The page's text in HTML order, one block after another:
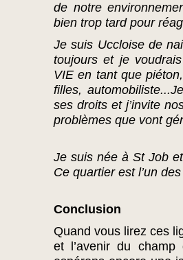
de notre
bien trop tard pour
Je suis Uccloise de
toujours et je
VIE en tant que
filles,
ses droits et j’invite
problèmes que vont
Je suis née à St Job
Ce quartier est l’un
Conclusion
Quand vous lirez ces
et l’avenir du